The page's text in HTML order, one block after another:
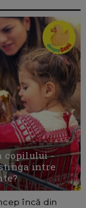
copilului -
intre
încă din